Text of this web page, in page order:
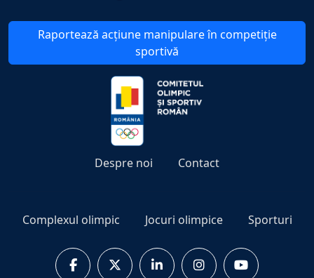
Raportează acțiune manipulare în competiție
sportivă
Despre noi Contact
Complexul olimpic Jocuri olimpice Sporturi